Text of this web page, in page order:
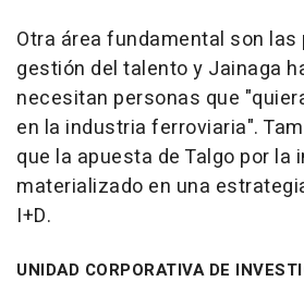
Otra área fundamental son las
gestión del talento y Jainaga
necesitan personas que
en la industria ferroviaria".
que la apuesta de Talgo por la
materializado en una
I+D.
UNIDAD CORPORATIVA DE